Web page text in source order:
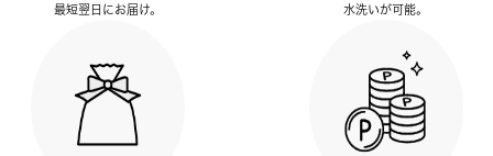
最短翌日にお届け。
水洗いが可能。